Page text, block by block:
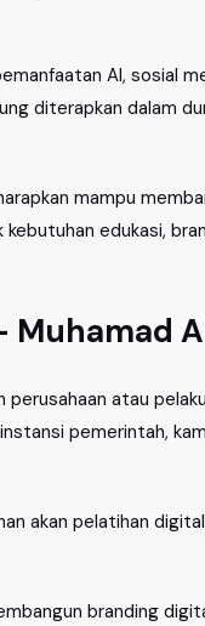
AI, sosial
diterapkan dalam
mampu
edukasi,
Muhamad
perusahaan atau
pemerintah,
akan pelatihan digital
branding